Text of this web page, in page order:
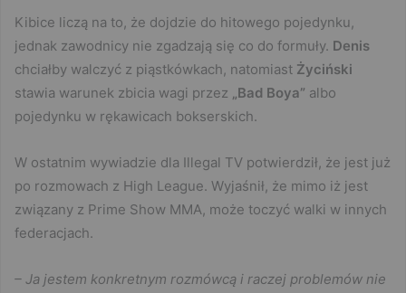
Kibice liczą na to, że dojdzie do hitowego pojedynku,
jednak zawodnicy nie zgadzają się co do formuły. Denis
chciałby walczyć z piąstkówkach, natomiast Życiński
stawia warunek zbicia wagi przez „Bad Boya” albo
pojedynku w rękawicach bokserskich.
W ostatnim wywiadzie dla Illegal TV potwierdził, że jest już
po rozmowach z High League. Wyjaśnił, że mimo iż jest
związany z Prime Show MMA, może toczyć walki w innych
federacjach.
– Ja jestem konkretnym rozmówcą i raczej problemów nie